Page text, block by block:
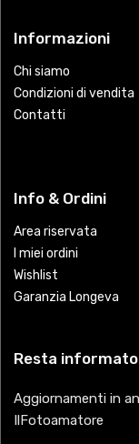
Informazioni
Chi siamo
Condizioni di vendita
Contatti
Info & Ordini
Area riservata
I miei ordini
Wishlist
Garanzia Longeva
Resta informato
Aggiornamenti in
IlFotoamatore